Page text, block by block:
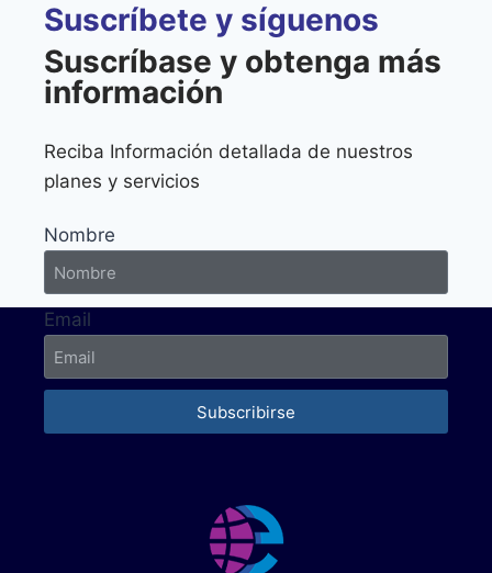
Suscríbete y síguenos
Suscríbase y obtenga más
información
Reciba Información detallada de nuestros
planes y servicios
Nombre
Email
Subscribirse